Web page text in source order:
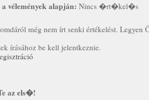
vélemények alapján: Nincs �rt�kel�s
még nem írt senki értékelést. Legyen
írásához be kell jelentkeznie.
az els�!